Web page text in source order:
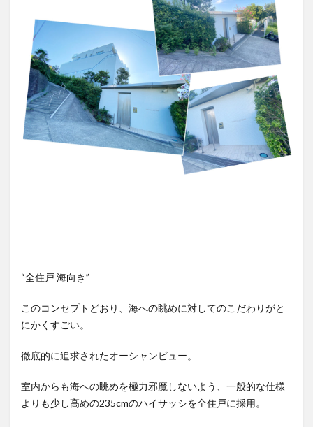
“全住戸 海向き”
このコンセプトどおり、海への眺めに対してのこだわりがと
にかくすごい。
徹底的に追求されたオーシャンビュー。
室内からも海への眺めを極力邪魔しないよう、一般的な仕様
よりも少し高めの235cmのハイサッシを全住戸に採用。